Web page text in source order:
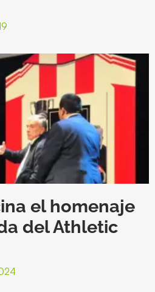
el homenaje
del Athletic